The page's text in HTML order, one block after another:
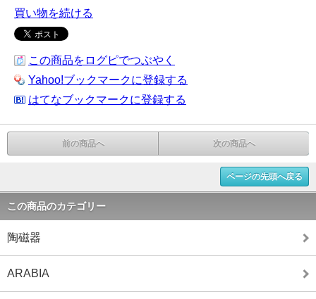
買い物を続ける
この商品をログピでつぶやく
Yahoo!ブックマークに登録する
はてなブックマークに登録する
前の商品へ 次の商品へ
ページの先頭へ戻る
この商品のカテゴリー
陶磁器
ARABIA